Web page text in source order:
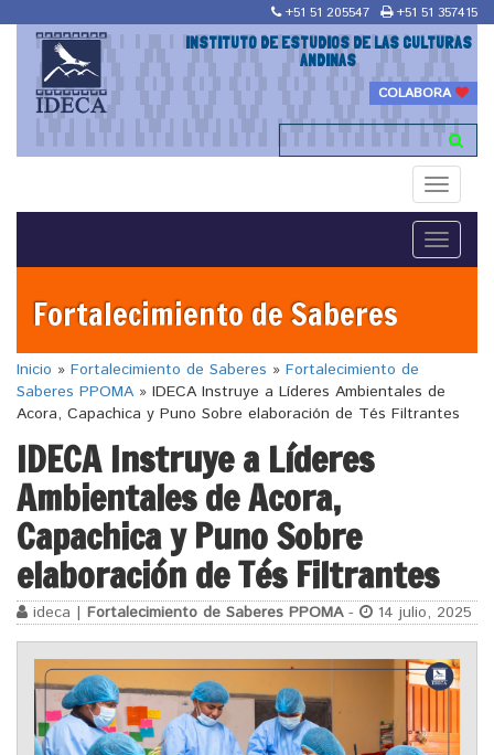
+51 51 205547 +51 51 357415
INSTITUTO DE ESTUDIOS DE LAS CULTURAS
ANDINAS
COLABORA
Toggle
Toggle
Fortalecimiento de Saberes
Inicio » Fortalecimiento de Saberes » Fortalecimiento de
Saberes PPOMA » IDECA Instruye a Líderes Ambientales de
Acora, Capachica y Puno Sobre elaboración de Tés Filtrantes
IDECA Instruye a Líderes
Ambientales de Acora,
Capachica y Puno Sobre
elaboración de Tés Filtrantes
ideca | Fortalecimiento de Saberes PPOMA- 14 julio, 2025